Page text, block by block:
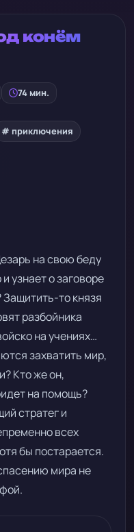
конём
74 мин.
# приключения
на свою беду
узнает о заговоре
Защитить-то князя
разбойника
на учениях…
захватить мир,
Кто же он,
на помощь?
стратег и
всех
бы постарается.
мира не